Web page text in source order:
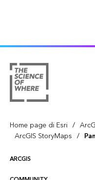
Home page di Esri /
ArcGIS StoryMaps /
ARCGIS